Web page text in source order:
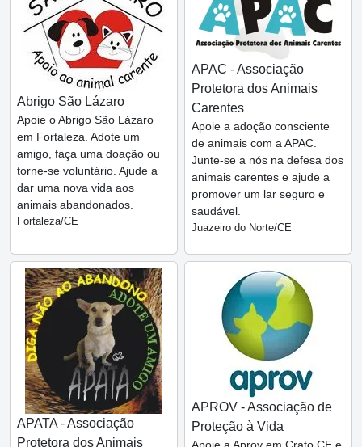
Abrigo São Lázaro
Apoie o Abrigo São Lázaro
em Fortaleza. Adote um
amigo, faça uma doação ou
torne-se voluntário. Ajude a
dar uma nova vida aos
animais abandonados.
Fortaleza/CE
APAC - Associação
Protetora dos Animais
Carentes
Apoie a adoção consciente
de animais com a APAC.
Junte-se a nós na defesa dos
animais carentes e ajude a
promover um lar seguro e
saudável.
Juazeiro do Norte/CE
APATA - Associação
Protetora dos Animais
APROV - Associação de
Proteção à Vida